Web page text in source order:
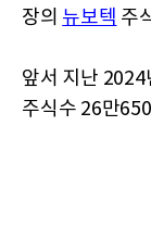
장의 뉴보텍 주
앞서 지난
주식수 26만